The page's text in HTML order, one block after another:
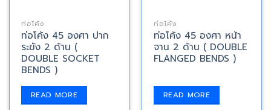
ท่อโค้ง
ท่อโค้ง 45 องศา ปาก
ระฆัง 2 ด้าน (
DOUBLE SOCKET
BENDS )
READ MORE
ท่อโค้ง
ท่อโค้ง 45 องศา หน้า
จาน 2 ด้าน ( DOUBLE
FLANGED BENDS )
READ MORE